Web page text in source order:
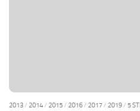
2013/ 2014/ 2015/ 2016/ 2017/ 2019/ 5